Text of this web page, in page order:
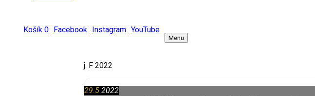
Košík 0 Facebook Instagram YouTube
Menu
j. F 2022
29.5.2022